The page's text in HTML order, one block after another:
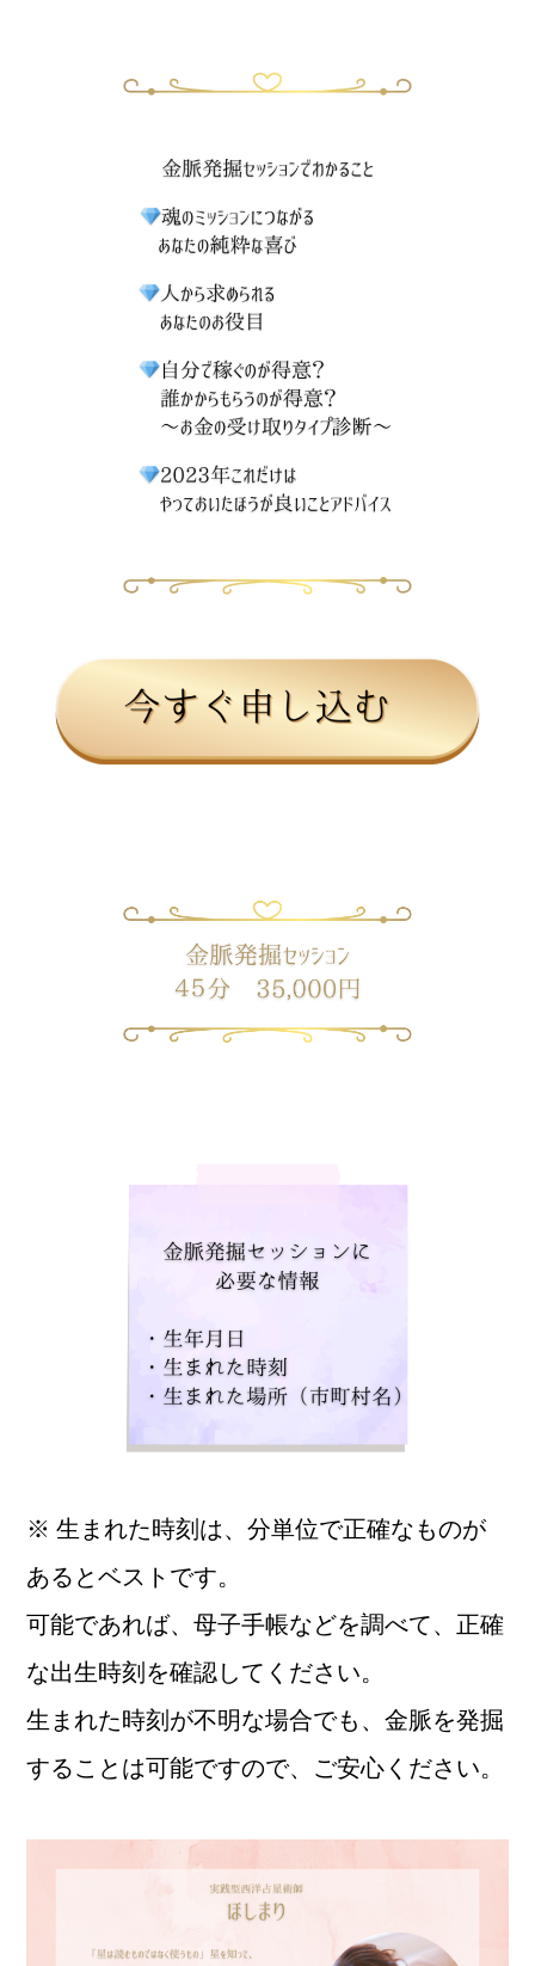
※ 生まれた時刻は、分単位で正確なものが
あるとベストです。
可能であれば、母子手帳などを調べて、正確
な出生時刻を確認してください。
生まれた時刻が不明な場合でも、金脈を発掘
することは可能ですので、ご安心ください。